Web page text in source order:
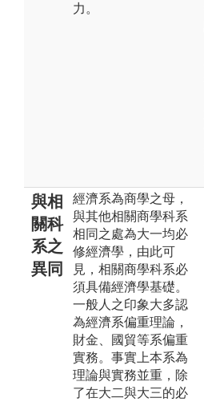
力。
與相
關科
系之
異同
經濟系為商學之母，
與其他相關商學科系
相同之處為大一均必
修經濟學，由此可
見，相關商學科系必
須具備經濟學基礎。
一般人之印象大多認
為經濟系偏重理論，
財金、國貿等系偏重
實務。事實上本系為
理論與實務並重，除
了在大二與大三的必